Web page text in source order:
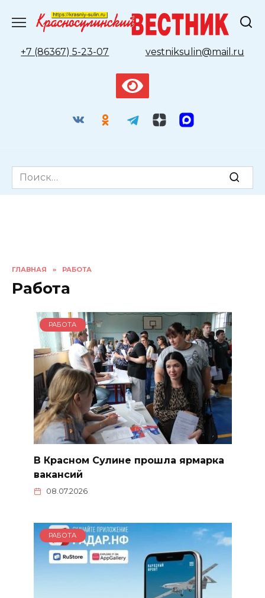
содержанию
+7 (86367) 5-23-07
vestniksulin@mail.ru
Search
for:
ГЛАВНАЯ » РАБОТА
Работа
РАБОТА
В Красном Сулине прошла ярмарка
вакансий
08.07.2026
РАБОТА